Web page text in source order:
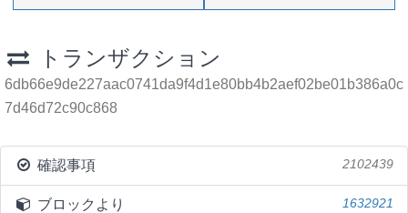
トランザクション
6db66e9de227aac0741da9f4d1e80bb4b2aef02be01b386a0c
7d46d72c90c868
確認事項 2102439
ブロックより 1632921